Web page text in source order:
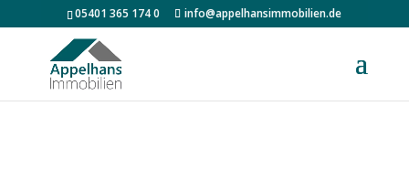
05401 365 174 0 info@appelhansimmobilien.de